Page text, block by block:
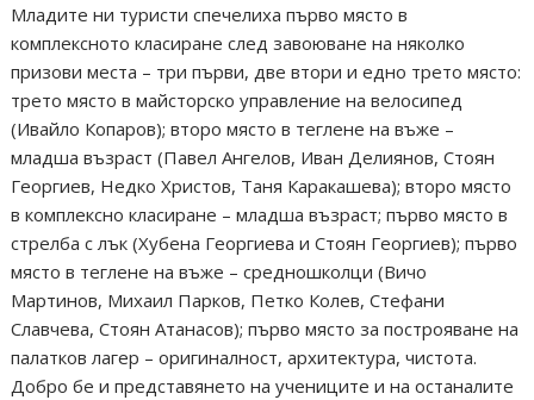
Младите ни туристи спечелиха първо място в
комплексното класиране след завоюване на няколко
призови места – три първи, две втори и едно трето място:
трето място в майсторско управление на велосипед
(Ивайло Копаров); второ място в теглене на въже –
младша възраст (Павел Ангелов, Иван Делиянов, Стоян
Георгиев, Недко Христов, Таня Каракашева); второ място
в комплексно класиране – младша възраст; първо място в
стрелба с лък (Хубена Георгиева и Стоян Георгиев); първо
място в теглене на въже – средношколци (Вичо
Мартинов, Михаил Парков, Петко Колев, Стефани
Славчева, Стоян Атанасов); първо място за построяване на
палатков лагер – оригиналност, архитектура, чистота.
Добро бе и представянето на учениците и на останалите